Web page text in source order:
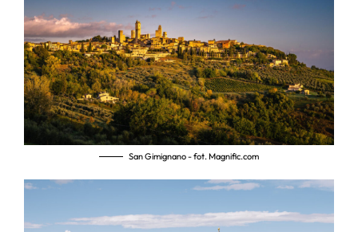
San Gimignano - fot. Magnific.com